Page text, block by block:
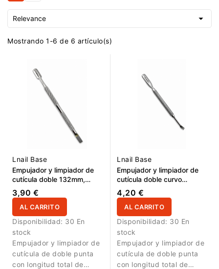
Relevance 
Mostrando 1-6 de 6 artículo(s)
Lnail Base
Empujador y limpiador de
cutícula doble 132mm,
puntas 17mm / 16mm
3,90 €
AL CARRITO
Disponibilidad: 30 En
stock
Empujador y limpiador de
cutícula de doble punta
con longitud total de
Lnail Base
Empujador y limpiador de
cutícula doble curvo
132mm, 12mm / 25mm
4,20 €
AL CARRITO
Disponibilidad: 30 En
stock
Empujador y limpiador de
cutícula de doble punta
con longitud total de